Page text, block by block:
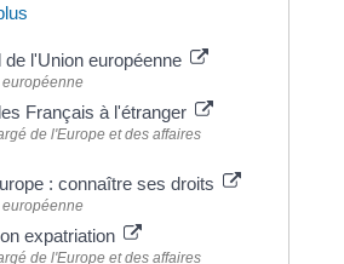
de l'Union européenne
Français à l'étranger
de l'Europe et des affaires
: connaître ses droits
expatriation
de l'Europe et des affaires